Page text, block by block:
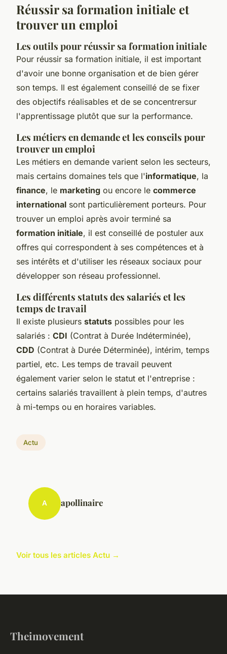
Réussir sa formation initiale et
trouver un emploi
Les outils pour réussir sa formation initiale
Pour réussir sa formation initiale, il est important
d'avoir une bonne organisation et de bien gérer
son temps. Il est également conseillé de se fixer
des objectifs réalisables et de se concentrersur
l'apprentissage plutôt que sur la performance.
Les métiers en demande et les conseils pour
trouver un emploi
Les métiers en demande varient selon les secteurs,
mais certains domaines tels que l'informatique, la
finance, le marketing ou encore le commerce
international sont particulièrement porteurs. Pour
trouver un emploi après avoir terminé sa
formation initiale, il est conseillé de postuler aux
offres qui correspondent à ses compétences et à
ses intérêts et d'utiliser les réseaux sociaux pour
développer son réseau professionnel.
Les différents statuts des salariés et les
temps de travail
Il existe plusieurs statuts possibles pour les
salariés : CDI (Contrat à Durée Indéterminée),
CDD (Contrat à Durée Déterminée), intérim, temps
partiel, etc. Les temps de travail peuvent
également varier selon le statut et l'entreprise :
certains salariés travaillent à plein temps, d'autres
à mi-temps ou en horaires variables.
Actu
A apollinaire
Voir tous les articles Actu →
Theimovement